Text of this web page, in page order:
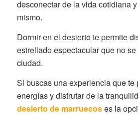
desconectar de la vida cotidiana
mismo.
Dormir en el desierto te permite
estrellado espectacular que no
ciudad.
Si buscas una experiencia que te
energías y disfrutar de la
desierto de marruecoses la